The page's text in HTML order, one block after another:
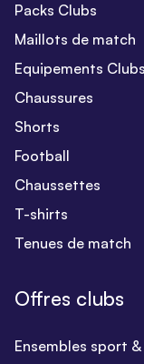
Packs Clubs
Maillots de match
Equipements Clubs
Chaussures
Shorts
Football
Chaussettes
T-shirts
Tenues de match
Offres clubs
Ensembles sport